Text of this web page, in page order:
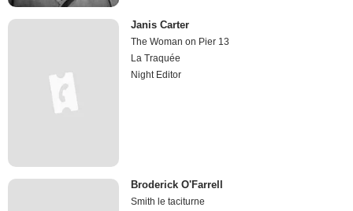
Janis Carter
The Woman on Pier 13
La Traquée
Night Editor
Broderick O'Farrell
Smith le taciturne